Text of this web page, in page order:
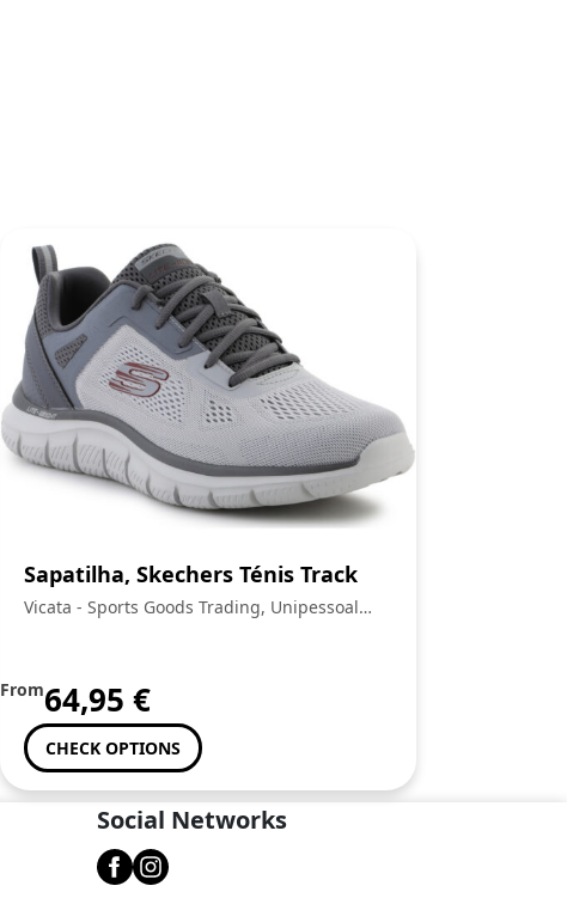
Sapatilha, Skechers Ténis Track
Vicata - Sports Goods Trading, Unipessoal
From64,95 €
CHECK OPTIONS
Social Networks